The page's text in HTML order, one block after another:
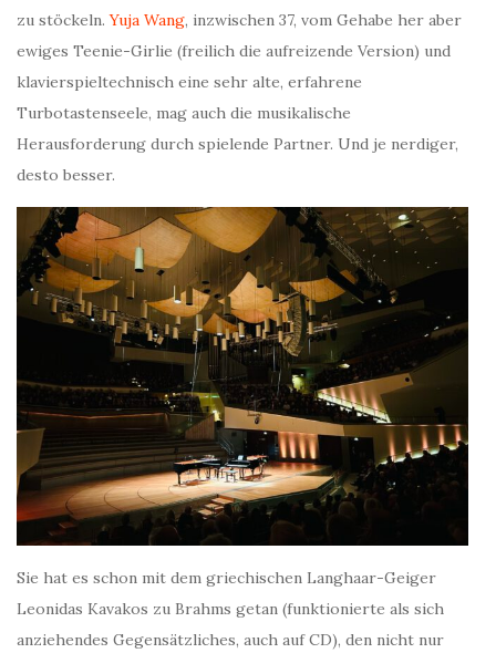
zu stöckeln.Yuja Wang, inzwischen 37, vom Gehabe her aber
ewiges Teenie-Girlie (freilich die aufreizende Version) und
klavierspieltechnisch eine sehr alte, erfahrene
Turbotastenseele, mag auch die musikalische
Herausforderung durch spielende Partner. Und je nerdiger,
desto besser.
Sie hat es schon mit dem griechischen Langhaar-Geiger
Leonidas Kavakos zu Brahms getan (funktionierte als sich
anziehendes Gegensätzliches, auch auf CD), den nicht nur